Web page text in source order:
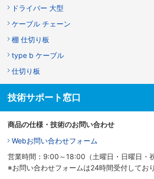
ドライバー 大型
ケーブル チェーン
棚 仕切り板
type b ケーブル
仕切り板
技術サポート窓口
商品の仕様・技術のお問い合わせ
Webお問い合わせフォーム
営業時間：9:00～18:00（土曜日・日曜日・
※お問い合わせフォームは24時間受付しており